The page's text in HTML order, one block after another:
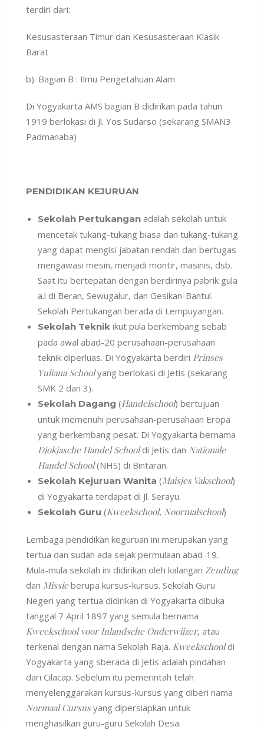
terdiri dari:
Kesusasteraan Timur dan Kesusasteraan Klasik
Barat
b). Bagian B : Ilmu Pengetahuan Alam
Di Yogyakarta AMS bagian B didirikan pada tahun
1919 berlokasi di Jl. Yos Sudarso (sekarang SMAN3
Padmanaba)
PENDIDIKAN KEJURUAN
Sekolah Pertukangan adalah sekolah untuk
mencetak tukang-tukang biasa dan tukang-tukang
yang dapat mengisi jabatan rendah dan bertugas
mengawasi mesin, menjadi montir, masinis, dsb.
Saat itu bertepatan dengan berdirinya pabrik gula
a.l di Beran, Sewugalur, dan Gesikan-Bantul.
Sekolah Pertukangan berada di Lempuyangan.
Sekolah Teknik ikut pula berkembang sebab
pada awal abad-20 perusahaan-perusahaan
teknik diperluas. Di Yogyakarta berdiri Prinses
Yuliana Schoolyang berlokasi di Jetis (sekarang
SMK 2 dan 3).
Sekolah Dagang (Handelschool) bertujuan
untuk memenuhi perusahaan-perusahaan Eropa
yang berkembang pesat. Di Yogyakarta bernama
Djokjasche Handel Schooldi Jetis dan Nationale
Handel School(NHS) di Bintaran.
Sekolah Kejuruan Wanita (Maisjes Vakschool)
di Yogyakarta terdapat di Jl. Serayu.
Sekolah Guru (Kweekschool, Noormalschool)
Lembaga pendidikan keguruan ini merupakan yang
tertua dan sudah ada sejak permulaan abad-19.
Mula-mula sekolah ini didirikan oleh kalangan Zending
dan Missie berupa kursus-kursus. Sekolah Guru
Negeri yang tertua didirikan di Yogyakarta dibuka
tanggal 7 April 1897 yang semula bernama
Kweekschool voor Inlandsche Onderwijzer, atau
terkenal dengan nama Sekolah Raja. Kweekschooldi
Yogyakarta yang sberada di Jetis adalah pindahan
dari Cilacap. Sebelum itu pemerintah telah
menyelenggarakan kursus-kursus yang diberi nama
Normaal Cursusyang dipersiapkan untuk
menghasilkan guru-guru Sekolah Desa.